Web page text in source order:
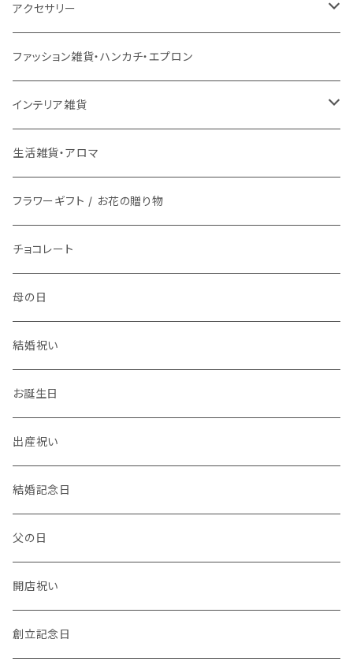
3月17日UP
2月28日UP
1月9日UP
キッチンマット
こたつ本体
こたつ布団
チェア
座椅子
スツール
インテリア雑貨
鏡・ミラー
ライト
温度計・湿度計
花瓶 / フラワーベース
傘立て
ライト
壁掛けアート / 鏡
バス用品
ファッション雑貨
メガネ / 眼鏡小物
生活雑貨
ティッシュケース
アロマ用品
アクセサリー雑貨
アクセサリー・ウォッチ収納
フラワーギフト / お花の贈り物
植物栽培キット
プリザーブドフラワー
文具
キッチン用品
携帯・スマホアクセサリー
小物
ミトン・鍋つかみ
コップ、グラス
ランチボックス / 水筒
お皿
箸置き
食器
お茶碗
お皿
紙ナプキン
カトラリー
トレー
キッチンタオル
アクセサリー
ネックレス
ピアス
ブレスレット
イヤリング
指輪
ヘアゴム
ブローチ
イヤーカフ
バングル
ファッション雑貨・ハンカチ・エプロン
インテリア雑貨
花瓶 / フラワーベース
生活雑貨・アロマ
フラワーギフト / お花の贈り物
チョコレート
母の日
結婚祝い
お誕生日
出産祝い
結婚記念日
父の日
開店祝い
創立記念日